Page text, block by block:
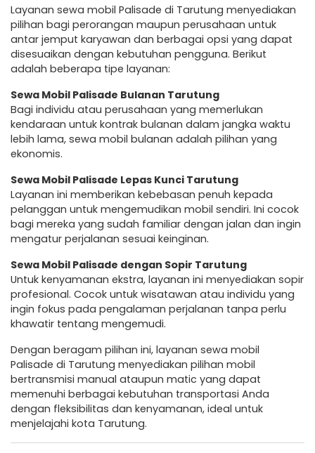
Layanan sewa mobil Palisade di Tarutung menyediakan
pilihan bagi perorangan maupun perusahaan untuk
antar jemput karyawan dan berbagai opsi yang dapat
disesuaikan dengan kebutuhan pengguna. Berikut
adalah beberapa tipe layanan:
Sewa Mobil Palisade Bulanan Tarutung
Bagi individu atau perusahaan yang memerlukan
kendaraan untuk kontrak bulanan dalam jangka waktu
lebih lama, sewa mobil bulanan adalah pilihan yang
ekonomis.
Sewa Mobil Palisade Lepas Kunci Tarutung
Layanan ini memberikan kebebasan penuh kepada
pelanggan untuk mengemudikan mobil sendiri. Ini cocok
bagi mereka yang sudah familiar dengan jalan dan ingin
mengatur perjalanan sesuai keinginan.
Sewa Mobil Palisade dengan Sopir Tarutung
Untuk kenyamanan ekstra, layanan ini menyediakan sopir
profesional. Cocok untuk wisatawan atau individu yang
ingin fokus pada pengalaman perjalanan tanpa perlu
khawatir tentang mengemudi.
Dengan beragam pilihan ini, layanan sewa mobil
Palisade di Tarutung menyediakan pilihan mobil
bertransmisi manual ataupun matic yang dapat
memenuhi berbagai kebutuhan transportasi Anda
dengan fleksibilitas dan kenyamanan, ideal untuk
menjelajahi kota Tarutung.